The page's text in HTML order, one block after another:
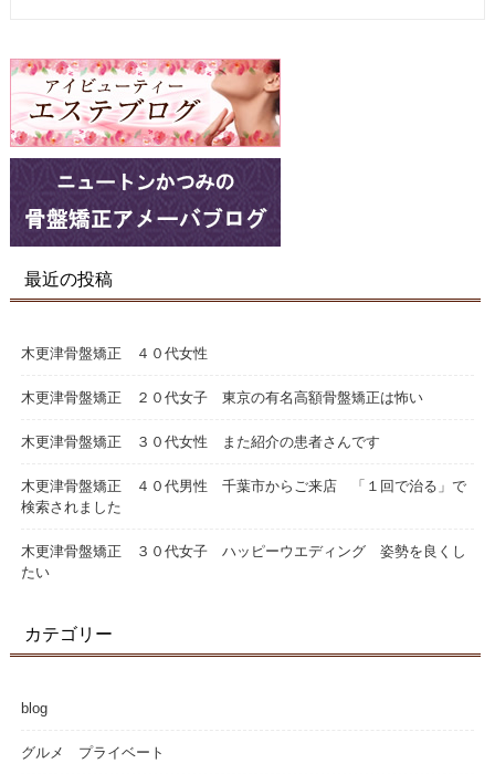
最近の投稿
木更津骨盤矯正 ４０代女性
木更津骨盤矯正 ２０代女子 東京の有名高額骨盤矯正は怖い
木更津骨盤矯正 ３０代女性 また紹介の患者さんです
木更津骨盤矯正 ４０代男性 千葉市からご来店 「１回で治る」で
検索されました
木更津骨盤矯正 ３０代女子 ハッピーウエディング 姿勢を良くし
たい
カテゴリー
blog
グルメ プライベート